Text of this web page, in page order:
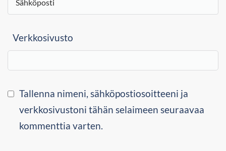
Verkkosivusto
Tallenna nimeni, sähköpostiosoitteeni ja
verkkosivustoni tähän selaimeen seuraavaa
kommenttia varten.